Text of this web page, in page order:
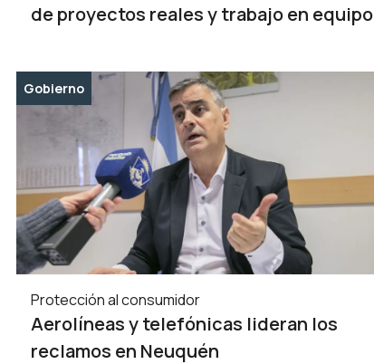
de proyectos reales y trabajo en equipo
Gobierno
Protección al consumidor
Aerolíneas y telefónicas lideran los
reclamos en Neuquén